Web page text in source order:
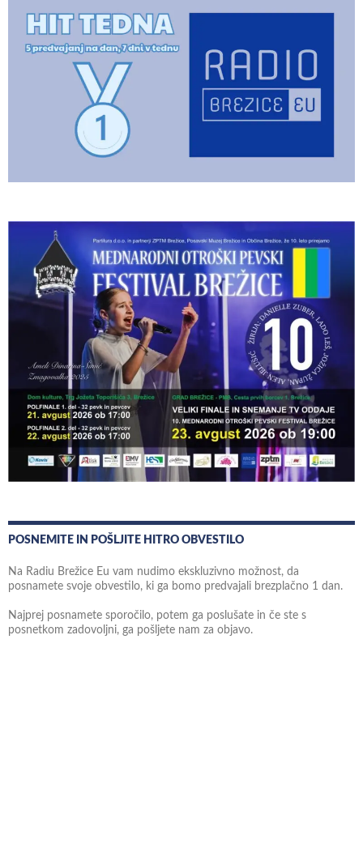
POSNEMITE IN POŠLJITE HITRO OBVESTILO
Na Radiu Brežice Eu vam nudimo ekskluzivno možnost, da
posnamete svoje obvestilo, ki ga bomo predvajali brezplačno 1 dan.
Najprej posnamete sporočilo, potem ga poslušate in če ste s
posnetkom zadovoljni, ga pošljete nam za objavo.